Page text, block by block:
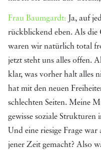
Frau Baumgardt: Ja, auf
rückblickend eben. Als die
waren wir natürlich total
jetzt steht uns alles offen.
klar, was vorher halt alles
hat mit den neuen
schlechten Seiten. Meine
gewisse soziale Strukturen
Und eine riesige Frage
jener Zeit gemacht? Also